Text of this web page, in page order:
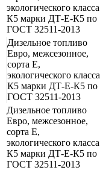
экологического класса
К5 марки ДТ-Е-К5 по
ГОСТ 32511-2013
Дизельное топливо
Евро, межсезонное,
сорта Е,
экологического класса
К5 марки ДТ-Е-К5 по
ГОСТ 32511-2013
Дизельное топливо
Евро, межсезонное,
сорта Е,
экологического класса
К5 марки ДТ-Е-К5 по
ГОСТ 32511-2013